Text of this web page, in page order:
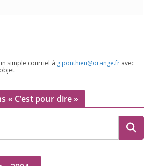
simple cour­riel à g.​ponthieu@​orange.​fr avec
« C’est pour dire »